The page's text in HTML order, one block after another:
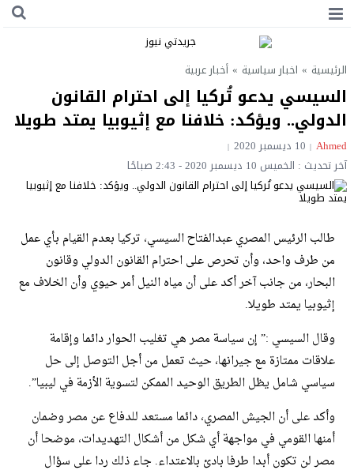
الرئيسية » اخبار سياسية » أخبار عربية
السيسي يدعو تُركيا إلى احترام القانون
الدولي.. ويؤكد: خلافنا مع إثيوبيا يمتد طويلا
Ahmed 10 ديسمبر 2020
آخر تحديث : الخميس 10 ديسمبر 2020 - 2:43 صباحًا
طالب الرئيس المصري عبدالفتاح السيسي، تركيا بعدم القيام بأي عمل
من طرف واحد، وأن تحرص على احترام القانون الدولي وقانون
البحار، من جانب آخر أكد على أن مياه النيل أمر حيوي وأن الخلاف مع
إثيوبيا يمتد طويلا.
وقال السيسي :” إن سياسة مصر هي تغليب الحوار دائما وإقامة
علاقات ممتازة مع جيرانها، حيث تعمل من أجل التوصل إلى حل
سياسي شامل يظل الطريق الوحيد الممكن لتسوية الأزمة في ليبيا”.
وأكد على أن الجيش المصري، دائما مستعد للدفاع عن مصر وضمان
أمنها القومي في مواجهة أي شكل من أشكال التهديدات، موضحا أن
مصر لن تكون أبدا طرفا بادئ بالاعتداء. جاء ذلك ردا على سؤال